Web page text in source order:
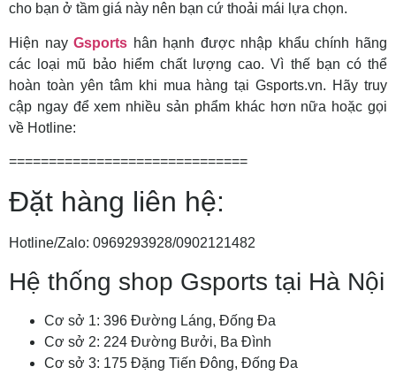
cho bạn ở tầm giá này nên bạn cứ thoải mái lựa chọn.
Hiện nayGsports hân hạnh được nhập khẩu chính hãng
các loại mũ bảo hiểm chất lượng cao. Vì thế bạn có thể
hoàn toàn yên tâm khi mua hàng tại Gsports.vn. Hãy truy
cập ngay để xem nhiều sản phẩm khác hơn nữa hoặc gọi
về Hotline:
==============================
Đặt hàng liên hệ:
Hotline/Zalo: 0969293928/0902121482
Hệ thống shop Gsports tại Hà Nội
Cơ sở 1: 396 Đường Láng, Đống Đa
Cơ sở 2: 224 Đường Bưởi, Ba Đình
Cơ sở 3: 175 Đặng Tiến Đông, Đống Đa